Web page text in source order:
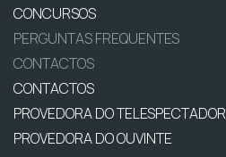
CONCURSOS
PERGUNTAS FREQUENTES
CONTACTOS
CONTACTOS
PROVEDORA DO TELESPECTADOR
PROVEDORA DO OUVINTE